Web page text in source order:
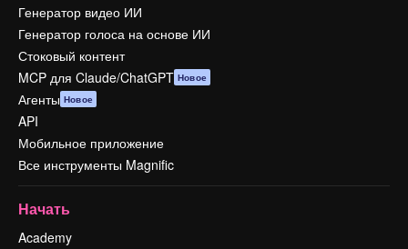
Генератор видео ИИ
Генератор голоса на основе ИИ
Стоковый контент
MCP для Claude/ChatGPT Новое
Агенты Новое
API
Мобильное приложение
Все инструменты Magnific
Начать
Academy